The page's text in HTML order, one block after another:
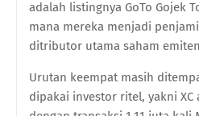
adalah listingnya GoTo Gojek
mana mereka menjadi
ditributor utama saham
Urutan keempat masih
dipakai investor ritel, yakni XC